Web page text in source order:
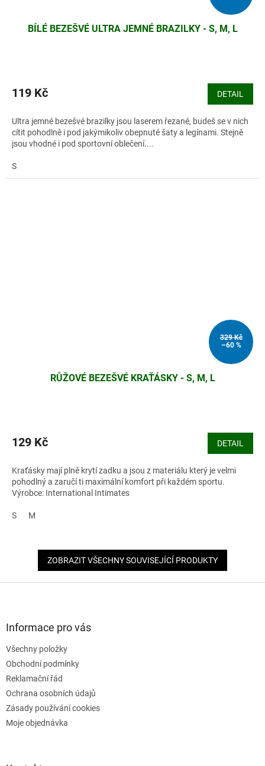
BÍLÉ BEZEŠVÉ ULTRA JEMNÉ BRAZILKY - S, M, L
119 Kč DETAIL
Ultra jemné bezešvé brazilky jsou laserem řezané, budeš se v nich
cítit pohodlně i pod jakýmikoliv obepnuté šaty a legínami. Stejně
jsou vhodné i pod sportovní oblečení....
S
329 Kč
–60 %
RŮŽOVÉ BEZEŠVÉ KRAŤÁSKY - S, M, L
129 Kč DETAIL
Kraťásky mají plně krytí zadku a jsou z materiálu který je velmi
pohodlný a zaručí ti maximální komfort při každém sportu.
Výrobce: International Intimates
S M
ZOBRAZIT VŠECHNY SOUVISEJÍCÍ PRODUKTY
Informace pro vás
Všechny položky
Obchodní podmínky
Reklamační řád
Ochrana osobních údajů
Zásady používání cookies
Moje objednávka